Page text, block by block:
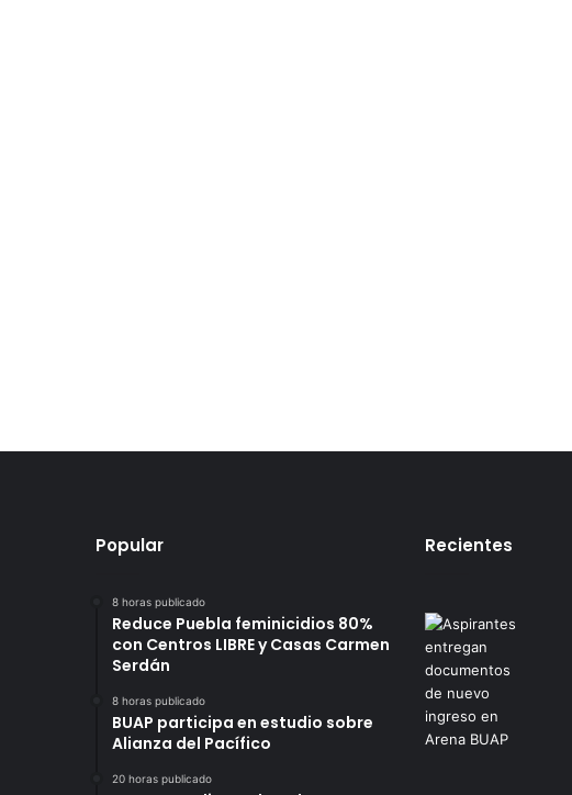
Popular
8 horas publicado
Reduce Puebla feminicidios 80%
con Centros LIBRE y Casas Carmen
Serdán
8 horas publicado
BUAP participa en estudio sobre
Alianza del Pacífico
20 horas publicado
Recientes